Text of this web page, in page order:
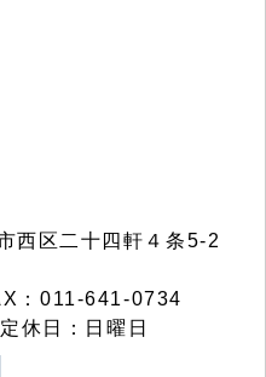
区二十四軒４条5-2
：011-641-0734
休日：日曜日